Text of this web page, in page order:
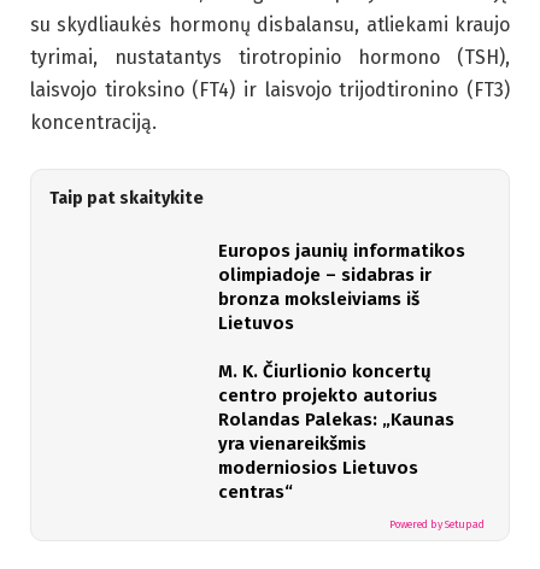
su skydliaukės hormonų disbalansu, atliekami kraujo
tyrimai, nustatantys tirotropinio hormono (TSH),
laisvojo tiroksino (FT4) ir laisvojo trijodtironino (FT3)
koncentraciją.
Taip pat skaitykite
Europos jaunių informatikos
olimpiadoje – sidabras ir
bronza moksleiviams iš
Lietuvos
M. K. Čiurlionio koncertų
centro projekto autorius
Rolandas Palekas: „Kaunas
yra vienareikšmis
moderniosios Lietuvos
centras“
Powered by Setupad